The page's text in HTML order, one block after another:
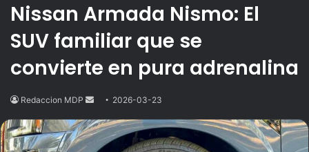
Nissan Armada Nismo: El
SUV familiar que se
convierte en pura adrenalina
Redaccion MDP
Send
email
2026-03-23